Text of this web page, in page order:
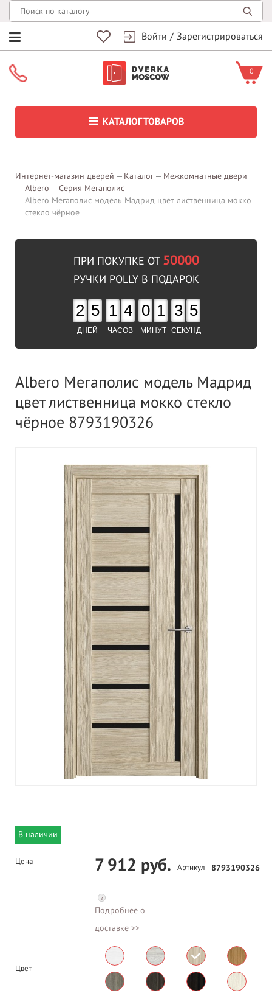
Войти / Зарегистрироваться
0
КАТАЛОГ ТОВАРОВ
Интернет-магазин дверей Каталог
Межкомнатные двери
Albero
Серия Мегаполис
Albero Мегаполис модель Мадрид цвет лиственница мокко
стекло чёрное
ПРИ ПОКУПКЕ ОТ 50000
РУЧКИ POLLY В ПОДАРОК
2 5
ДНЕЙ
1 4
ЧАСОВ
0 1
МИНУТ
3 4
СЕКУНД
Albero Мегаполис модель Мадрид
цвет лиственница мокко стекло
чёрное 8793190326
В наличии
Цена 7 912 руб.
?
Подробнее о
доставке >>
Артикул 8793190326
Цвет